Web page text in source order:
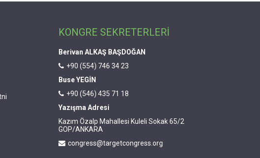
KONGRE SEKRETERLERİ
Berivan ALKAŞ BAŞDOĞAN
+90 (554) 746 34 23
Buse YEGİN
+90 (546) 435 71 18
Yazışma Adresi
Kazım Özalp Mahallesi Kuleli Sokak 65/2
GOP/ANKARA
congress@targetcongress.org